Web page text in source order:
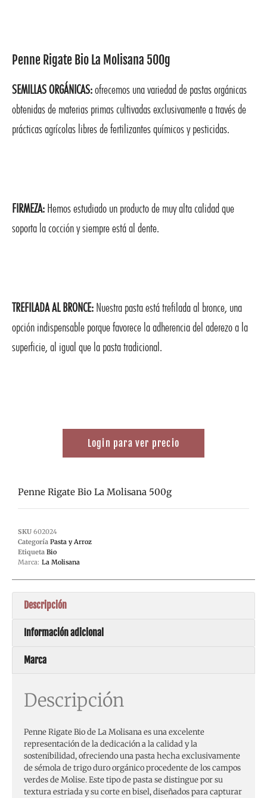
Penne Rigate Bio La Molisana 500g
SEMILLAS ORGÁNICAS:ofrecemos una variedad de pastas orgánicas
obtenidas de materias primas cultivadas exclusivamente a través de
prácticas agrícolas libres de fertilizantes químicos y pesticidas.
FIRMEZA: Hemos estudiado un producto de muy alta calidad que
soporta la cocción y siempre está al dente.
TREFILADA AL BRONCE: Nuestra pasta está trefilada al bronce, una
opción indispensable porque favorece la adherencia del aderezo a la
superficie, al igual que la pasta tradicional.
Login para ver precio
Penne Rigate Bio La Molisana 500g
SKU 602024
Categoría Pasta y Arroz
Etiqueta Bio
Marca: La Molisana
Descripción
Información adicional
Marca
Descripción
Penne Rigate Bio de La Molisana es una excelente
representación de la dedicación a la calidad y la
sostenibilidad, ofreciendo una pasta hecha exclusivamente
de sémola de trigo duro orgánico procedente de los campos
verdes de Molise. Este tipo de pasta se distingue por su
textura estriada y su corte en bisel, diseñados para capturar